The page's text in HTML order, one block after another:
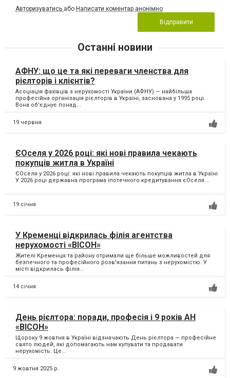
Авторизуватись або Написати коментар анонімно
Відправити
Останні новини
АФНУ: що це та які переваги членства для
рієлторів і клієнтів?
Асоціація фахівців з нерухомості України (АФНУ) — найбільша
професійна організація рієлторів в Україні, заснована у 1995 році.
Вона об'єднує понад...
19 червня
ЄОселя у 2026 році: які нові правила чекають
покупців житла в Україні
ЄОселя у 2026 році: які нові правила чекають покупців житла в Україні
У 2026 році державна програма іпотечного кредитування єОселя...
19 січня
У Кременці відкрилась філія агентства
нерухомості «ВІСОН»
Жителі Кременця та району отримали ще більше можливостей для
безпечного та професійного розв'язання питань з нерухомістю. У
місті відкрилась філія...
14 січня
День рієлтора: поради, професія і 9 років АН
«ВІСОН»
Щороку 9 жовтня в Україні відзначають День рієлтора — професійне
свято людей, які допомагають нам купувати та продавати
нерухомість. Це...
9 жовтня 2025 р.